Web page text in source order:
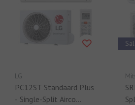
LG
PC12ST Standaard Plus
- Single-Split Airco